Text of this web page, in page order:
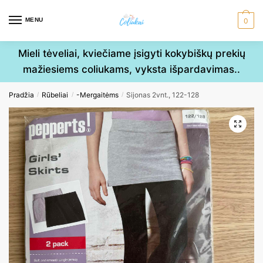
MENU 0
Mieli tėveliai, kviečiame įsigyti kokybiškų prekių
mažiesiems coliukams, vyksta išpardavimas..
Pradžia / Rūbeliai / -Mergaitėms / Sijonas 2vnt., 122-128